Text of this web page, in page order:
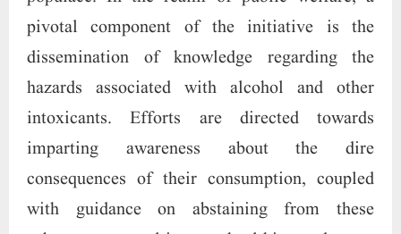
Paigam Madre Watan
RELATED POSTS